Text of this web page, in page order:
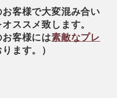
客様で大変混み合い
ススメ致します。
お客様には素敵なプレ
ます。）